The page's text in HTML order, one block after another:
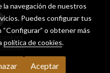
navegación de nuestros
Puedes configurar tus
o obtener más
política de cookies.
Aceptar